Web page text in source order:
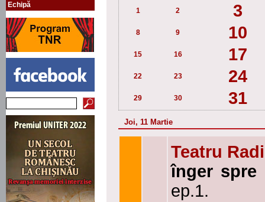
Echipă
1 2 3
8 9 10
15 16 17
22 23 24
29 30 31
Joi, 11 Martie
Teatru
înger spre
ep.1.